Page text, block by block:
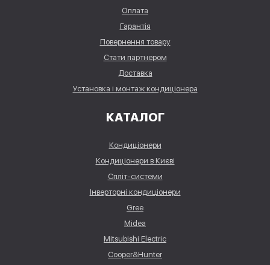
Оплата
Гарантія
Повернення товару
Стати партнером
Доставка
Установка і монтаж кондиціонера
КАТАЛОГ
Кондиціонери
Кондиціонери в Києві
Спліт-системи
Інверторні кондиціонери
Gree
Midea
Mitsubishi Electric
Cooper&Hunter